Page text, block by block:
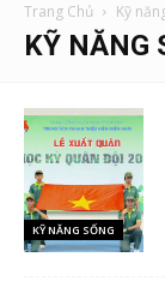
Trang Chủ Kỹ
KỸ NĂNG
KỸ NĂNG SỐNG